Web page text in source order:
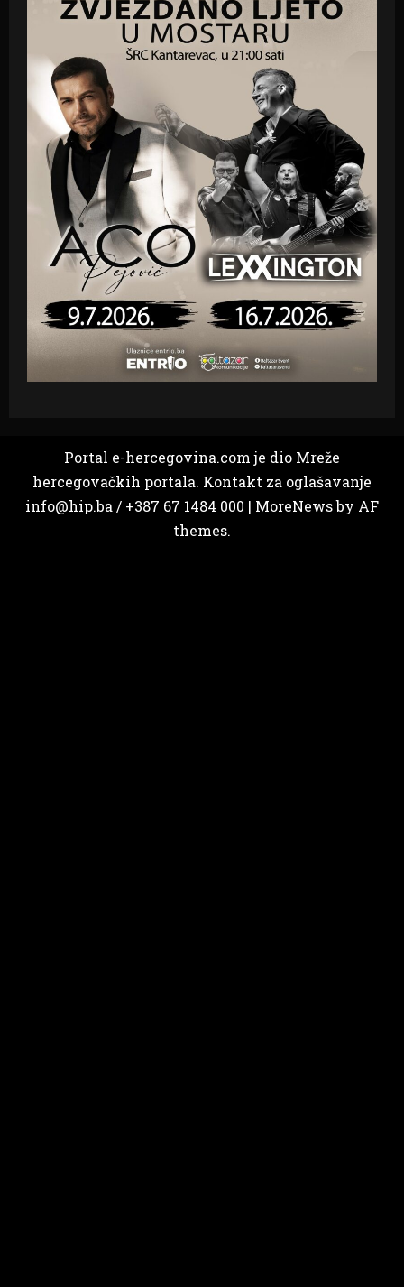
Portal e-hercegovina.com je dio Mreže
hercegovačkih portala. Kontakt za oglašavanje
info@hip.ba / +387 67 1484 000 | MoreNewsby AF
themes.